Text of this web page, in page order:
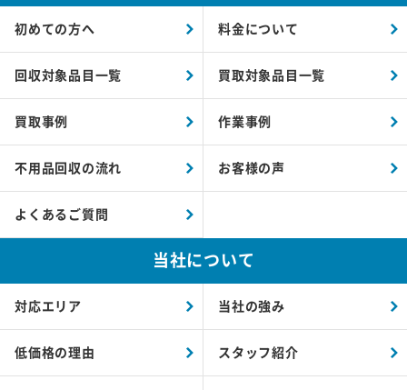
初めての方へ 料金について
回収対象品目一覧 買取対象品目一覧
買取事例 作業事例
不用品回収の流れ お客様の声
よくあるご質問
当社について
対応エリア 当社の強み
低価格の理由 スタッフ紹介